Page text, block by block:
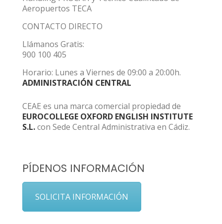
Aeropuertos TECA
CONTACTO DIRECTO
Llámanos Gratis:
900 100 405
Horario: Lunes a Viernes de 09:00 a 20:00h.
ADMINISTRACIÓN CENTRAL
CEAE es una marca comercial propiedad de
EUROCOLLEGE OXFORD ENGLISH INSTITUTE
S.L.con Sede Central Administrativa en Cádiz.
PÍDENOS INFORMACIÓN
SOLICITA INFORMACIÓN